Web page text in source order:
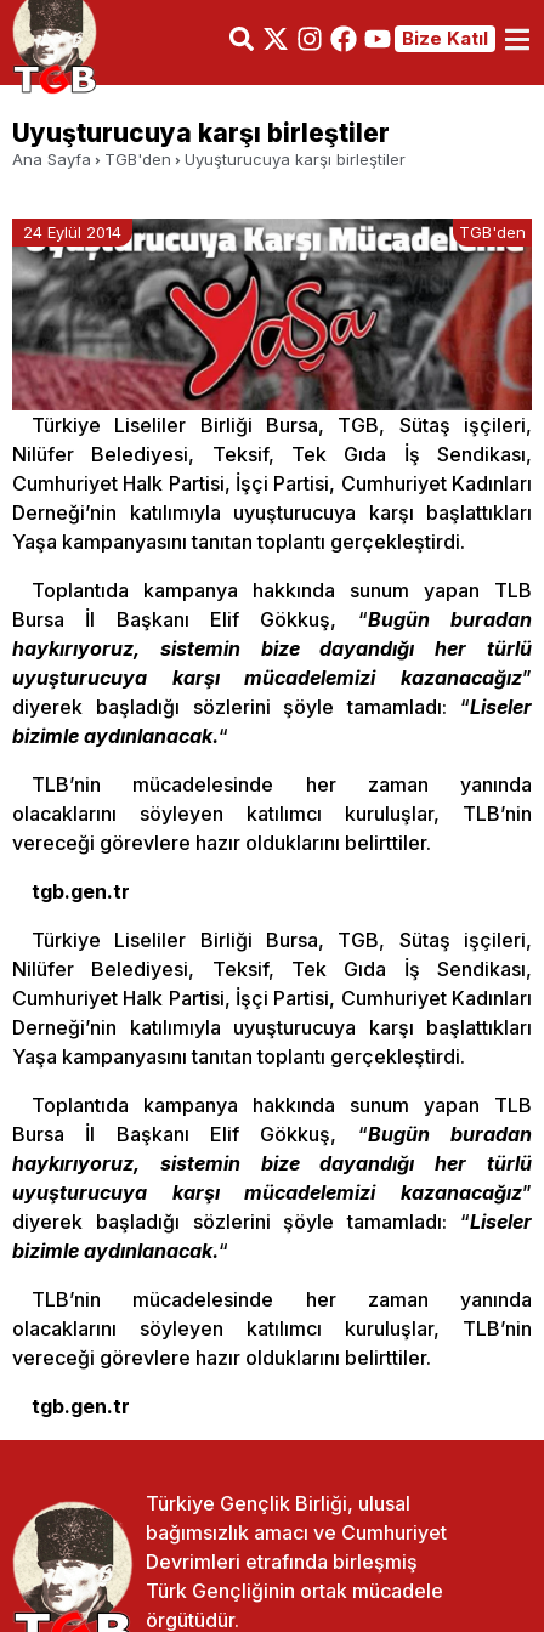
Bize Katıl
Uyuşturucuya karşı birleştiler
Ana Sayfa TGB'den Uyuşturucuya karşı birleştiler
24 Eylül 2014 TGB'den
Türkiye Liseliler Birliği Bursa, TGB, Sütaş işçileri,
Nilüfer Belediyesi, Teksif, Tek Gıda İş Sendikası,
Cumhuriyet Halk Partisi, İşçi Partisi, Cumhuriyet Kadınları
Derneği’nin katılımıyla uyuşturucuya karşı başlattıkları
Yaşa kampanyasını tanıtan toplantı gerçekleştirdi.
Toplantıda kampanya hakkında sunum yapan TLB
Bursa İl Başkanı Elif Gökkuş, “Bugün buradan
haykırıyoruz, sistemin bize dayandığı her türlü
uyuşturucuya karşı mücadelemizi kazanacağız”
diyerek başladığı sözlerini şöyle tamamladı: “Liseler
bizimle aydınlanacak.“
TLB’nin mücadelesinde her zaman yanında
olacaklarını söyleyen katılımcı kuruluşlar, TLB’nin
vereceği görevlere hazır olduklarını belirttiler.
tgb.gen.tr
Türkiye Liseliler Birliği Bursa, TGB, Sütaş işçileri,
Nilüfer Belediyesi, Teksif, Tek Gıda İş Sendikası,
Cumhuriyet Halk Partisi, İşçi Partisi, Cumhuriyet Kadınları
Derneği’nin katılımıyla uyuşturucuya karşı başlattıkları
Yaşa kampanyasını tanıtan toplantı gerçekleştirdi.
Toplantıda kampanya hakkında sunum yapan TLB
Bursa İl Başkanı Elif Gökkuş, “Bugün buradan
haykırıyoruz, sistemin bize dayandığı her türlü
uyuşturucuya karşı mücadelemizi kazanacağız”
diyerek başladığı sözlerini şöyle tamamladı: “Liseler
bizimle aydınlanacak.“
TLB’nin mücadelesinde her zaman yanında
olacaklarını söyleyen katılımcı kuruluşlar, TLB’nin
vereceği görevlere hazır olduklarını belirttiler.
tgb.gen.tr
Türkiye Gençlik Birliği, ulusal
bağımsızlık amacı ve Cumhuriyet
Devrimleri etrafında birleşmiş
Türk Gençliğinin ortak mücadele
örgütüdür.